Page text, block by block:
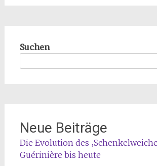
Suchen
Neue Beiträge
Die Evolution des
Guérinière bis heute